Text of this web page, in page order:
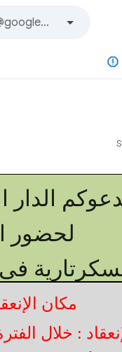
الدار
لحضور
مكان
الفترة من 29 أكتوبر الى 2